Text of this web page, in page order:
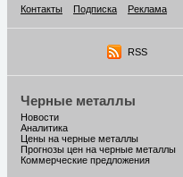
Контакты
Подписка Реклама
RSS
Черные металлы
Новости
Аналитика
Цены на черные металлы
Прогнозы цен на черные металлы
Коммерческие предложения